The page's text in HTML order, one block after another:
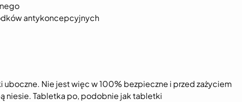
antykoncepcyjnych
uboczne. Nie jest więc w 100% bezpieczne i przed zażyciem
niesie. Tabletka po, podobnie jak tabletki